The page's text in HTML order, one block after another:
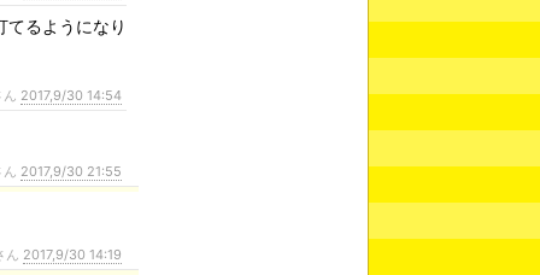
るようになり
2017,9/30 14:54
2017,9/30 21:55
2017,9/30 14:19